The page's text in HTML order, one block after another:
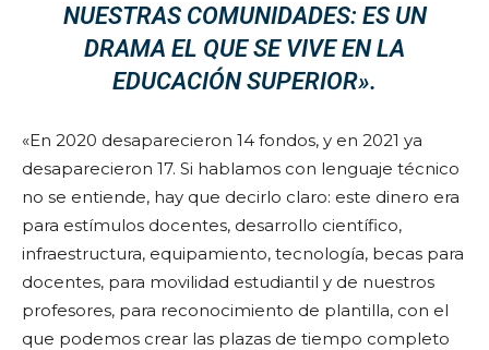
NUESTRAS COMUNIDADES: ES UN
DRAMA EL QUE SE VIVE EN LA
EDUCACIÓN SUPERIOR».
«En 2020 desaparecieron 14 fondos, y en 2021 ya
desaparecieron 17. Si hablamos con lenguaje técnico
no se entiende, hay que decirlo claro: este dinero era
para estímulos docentes, desarrollo científico,
infraestructura, equipamiento, tecnología, becas para
docentes, para movilidad estudiantil y de nuestros
profesores, para reconocimiento de plantilla, con el
que podemos crear las plazas de tiempo completo